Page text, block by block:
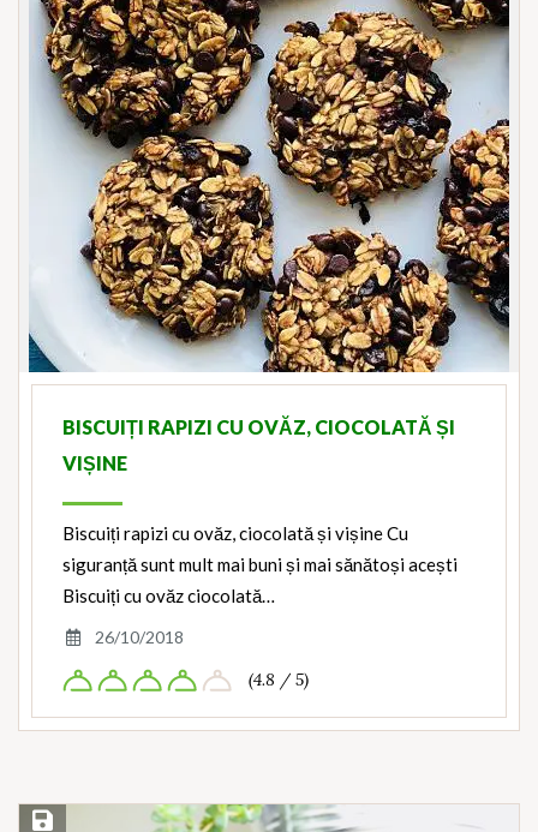
BISCUIȚI RAPIZI CU OVĂZ, CIOCOLATĂ ȘI
VIȘINE
Biscuiți rapizi cu ovăz, ciocolată și vișine Cu
siguranță sunt mult mai buni și mai sănătoși acești
Biscuiți cu ovăz ciocolată…
26/10/2018
(4.8 / 5)
Save Recipe